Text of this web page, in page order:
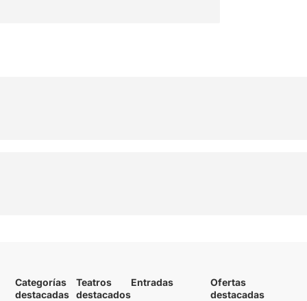
Categorías
destacadas
Teatros
destacados
Entradas
Ofertas
destacadas